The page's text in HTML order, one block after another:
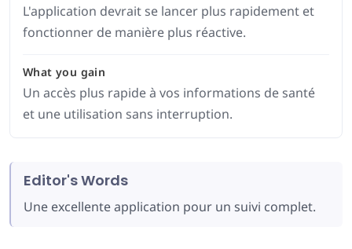
L'application devrait se lancer plus rapidement et
fonctionner de manière plus réactive.
What you gain
Un accès plus rapide à vos informations de santé
et une utilisation sans interruption.
Editor's Words
Une excellente application pour un suivi complet.